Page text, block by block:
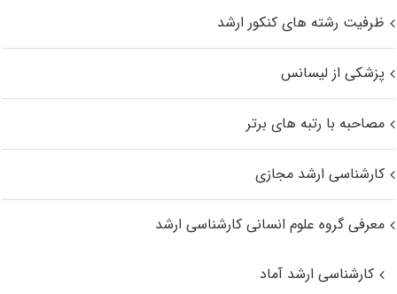
ظرفیت رشته های کنکور ارشد
پزشکی از لیسانس
مصاحبه با رتبه های برتر
کارشناسی ارشد مجازی
معرفی گروه علوم انسانی کارشناسی ارشد
کارشناسی ارشد آماد